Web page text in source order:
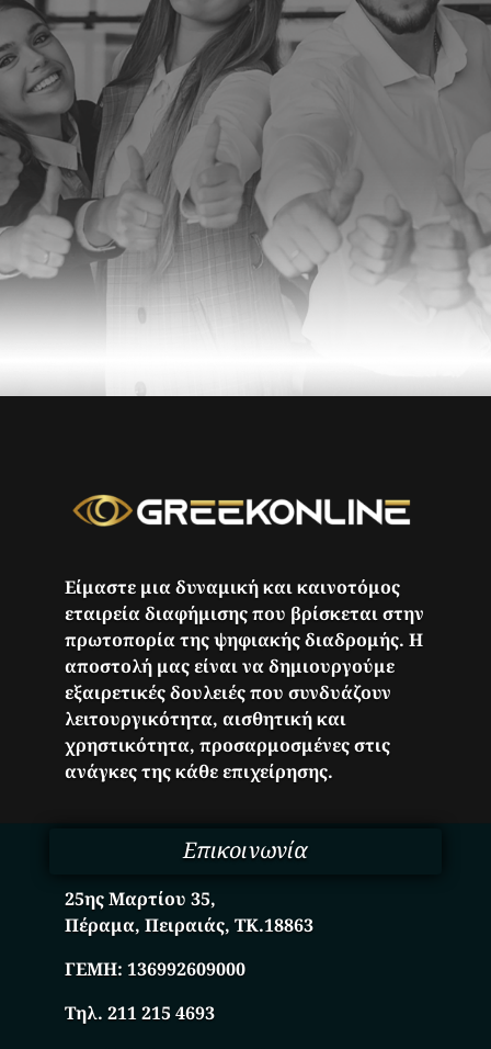
Είμαστε μια δυναμική και καινοτόμος
εταιρεία διαφήμισης που βρίσκεται στην
πρωτοπορία της ψηφιακής διαδρομής. Η
αποστολή μας είναι να δημιουργούμε
εξαιρετικές δουλειές που συνδυάζουν
λειτουργικότητα, αισθητική και
χρηστικότητα, προσαρμοσμένες στις
ανάγκες της κάθε επιχείρησης.
Επικοινωνία
25ης Μαρτίου 35,
Πέραμα, Πειραιάς, ΤΚ.18863
ΓΕΜΗ:136992609000
Τηλ. 211 215 4693